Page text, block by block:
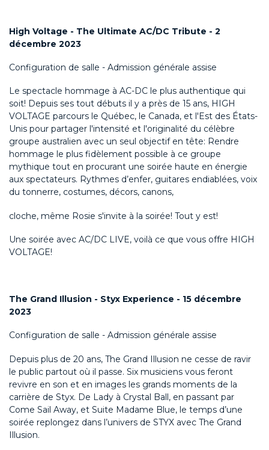
High Voltage - The Ultimate AC/DC Tribute - 2
décembre 2023
Configuration de salle - Admission générale assise
Le spectacle hommage à AC-DC le plus authentique qui
soit! Depuis ses tout débuts il y a près de 15 ans, HIGH
VOLTAGE parcours le Québec, le Canada, et l'Est des États-
Unis pour partager l'intensité et l'originalité du célèbre
groupe australien avec un seul objectif en tête: Rendre
hommage le plus fidèlement possible à ce groupe
mythique tout en procurant une soirée haute en énergie
aux spectateurs. Rythmes d’enfer, guitares endiablées, voix
du tonnerre, costumes, décors, canons,
cloche, même Rosie s'invite à la soirée! Tout y est!
Une soirée avec AC/DC LIVE, voilà ce que vous offre HIGH
VOLTAGE!
The Grand Illusion - Styx Experience - 15 décembre
2023
Configuration de salle - Admission générale assise
Depuis plus de 20 ans, The Grand Illusion ne cesse de ravir
le public partout où il passe. Six musiciens vous feront
revivre en son et en images les grands moments de la
carrière de Styx. De Lady à Crystal Ball, en passant par
Come Sail Away, et Suite Madame Blue, le temps d’une
soirée replongez dans l’univers de STYX avec The Grand
Illusion.